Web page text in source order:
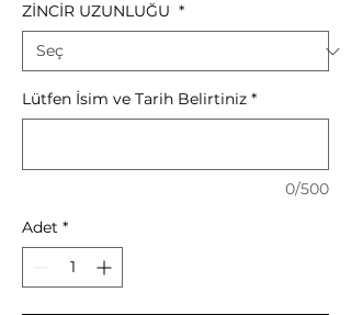
ZİNCİR UZUNLUĞU *
Lütfen İsim ve Tarih Belirtiniz *
0/500
Adet *